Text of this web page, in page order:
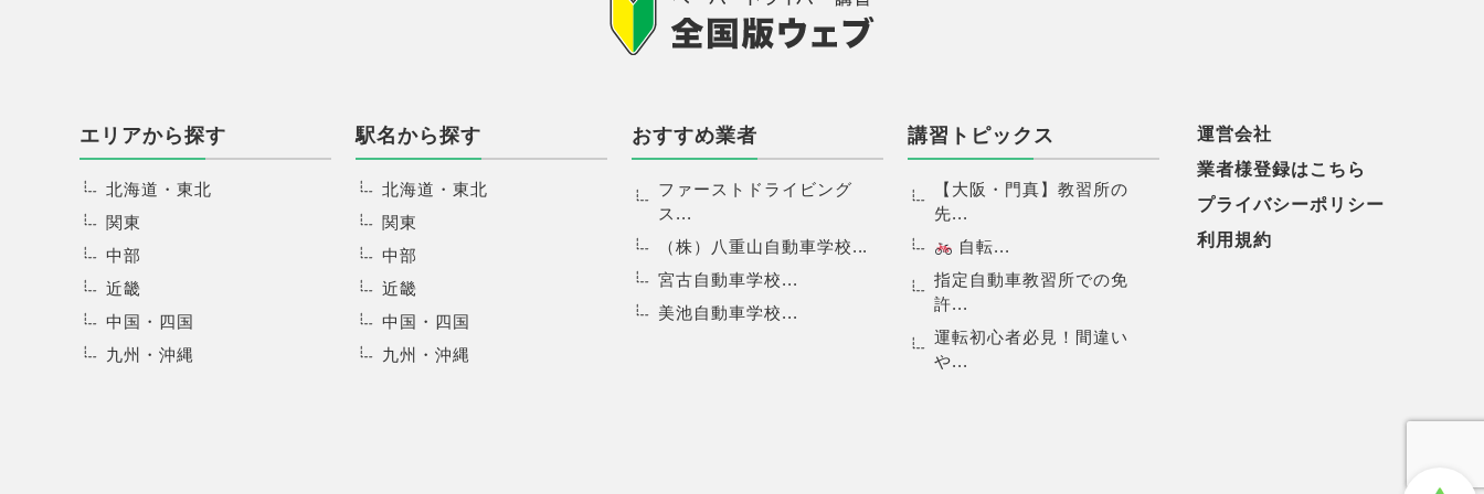
エリアから探す
北海道・東北
関東
中部
近畿
中国・四国
九州・沖縄
駅名から探す
北海道・東北
関東
中部
近畿
中国・四国
九州・沖縄
おすすめ業者
ファーストドライビング
ス...
（株）八重山自動車学校...
宮古自動車学校...
美池自動車学校...
講習トピックス
【大阪・門真】教習所の
先...
自転...
指定自動車教習所での免
許...
運転初心者必見！間違い
や...
運営会社
業者様登録はこちら
プライバシーポリシー
利用規約